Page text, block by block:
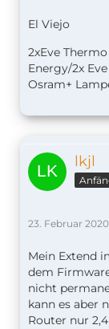
El Viejo
2xEve
Energy/2x
Osram+
lkjl
23. Februar 2020
Mein Extend
dem
nicht
kann es aber
Router nur